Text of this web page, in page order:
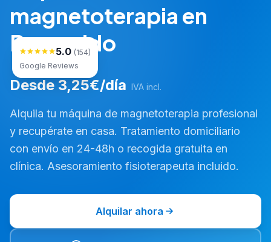
magnetoterapia en
Baracaldo
5.0 (154)
Google Reviews
Desde 3,25€/día IVA incl.
Alquila tu máquina de magnetoterapia profesional
y recupérate en casa. Tratamiento domiciliario
con envío en 24-48h o recogida gratuita en
clínica. Asesoramiento fisioterapeuta incluido.
Alquilar ahora